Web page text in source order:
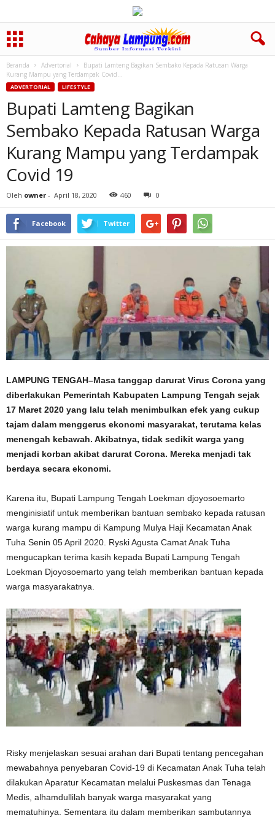
Beranda Advertorial
Bupati Lamteng Bagikan Sembako Kepada Ratusan Warga
Kurang Mampu yang Terdampak Covid...
ADVERTORIAL LIFESTYLE
Bupati Lamteng Bagikan
Sembako Kepada Ratusan Warga
Kurang Mampu yang Terdampak
Covid 19
Oleh owner - April 18, 2020 460 0
Facebook Twitter
LAMPUNG TENGAH–Masa tanggap darurat Virus Corona yang
diberlakukan Pemerintah Kabupaten Lampung Tengah sejak
17 Maret 2020 yang lalu telah menimbulkan efek yang cukup
tajam dalam menggerus ekonomi masyarakat, terutama kelas
menengah kebawah. Akibatnya, tidak sedikit warga yang
menjadi korban akibat darurat Corona. Mereka menjadi tak
berdaya secara ekonomi.
Karena itu, Bupati Lampung Tengah Loekman djoyosoemarto
menginisiatif untuk memberikan bantuan sembako kepada ratusan
warga kurang mampu di Kampung Mulya Haji Kecamatan Anak
Tuha Senin 05 April 2020. Ryski Agusta Camat Anak Tuha
mengucapkan terima kasih kepada Bupati Lampung Tengah
Loekman Djoyosoemarto yang telah memberikan bantuan kepada
warga masyarakatnya.
Risky menjelaskan sesuai arahan dari Bupati tentang pencegahan
mewabahnya penyebaran Covid-19 di Kecamatan Anak Tuha telah
dilakukan Aparatur Kecamatan melalui Puskesmas dan Tenaga
Medis, alhamdullilah banyak warga masyarakat yang
mematuhinya. Sementara itu dalam memberikan sambutannya